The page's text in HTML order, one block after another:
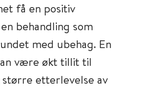
få en positiv
behandling som
med ubehag. En
være økt tillit til
større etterlevelse av